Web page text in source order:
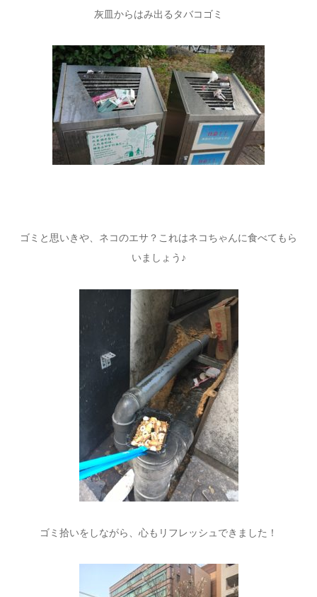
灰皿からはみ出るタバコゴミ
ゴミと思いきや、ネコのエサ？これはネコちゃんに食べてもら
いましょう♪
ゴミ拾いをしながら、心もリフレッシュできました！